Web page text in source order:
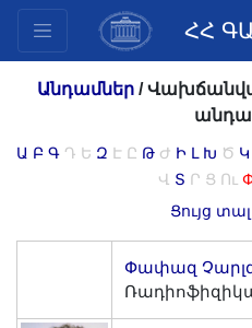
ՀՀ
Ինովացիոն առաջարկներ
Հրատարակություններ
Հիմնադրամներ
Գիտաժողովներ
Անդամներ/
Ա Բ Գ Դ Ե Զ Է Ը Թ Ժ Ի Լ Խ Ծ Կ
Վ Տ Ր Ց Ու
Ցույց
Փափազ